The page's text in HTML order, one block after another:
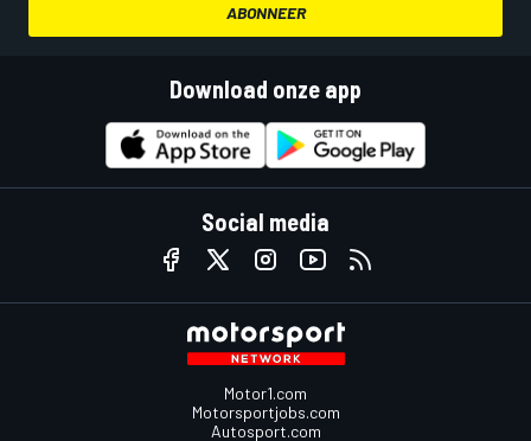
ABONNEER
Download onze app
Social media
Motor1.com
Motorsportjobs.com
Autosport.com